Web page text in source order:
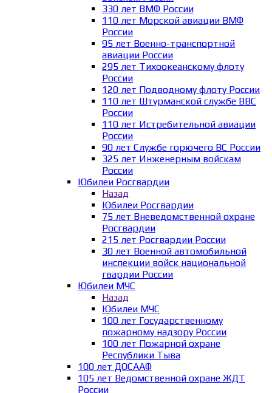
330 лет ВМФ России
110 лет Морской авиации ВМФ
России
95 лет Военно-транспортной
авиации России
295 лет Тихоокеанскому флоту
России
120 лет Подводному флоту России
110 лет Штурманской службе ВВС
России
110 лет Истребительной авиации
России
90 лет Службе горючего ВС России
325 лет Инженерным войскам
России
Юбилеи Росгвардии
Назад
Юбилеи Росгвардии
75 лет Вневедомственной охране
Росгвардии
215 лет Росгвардии России
30 лет Военной автомобильной
инспекции войск национальной
гвардии России
Юбилеи МЧС
Назад
Юбилеи МЧС
100 лет Государственному
пожарному надзору России
100 лет Пожарной охране
Республики Тыва
100 лет ДОСААФ
105 лет Ведомственной охране ЖДТ
России